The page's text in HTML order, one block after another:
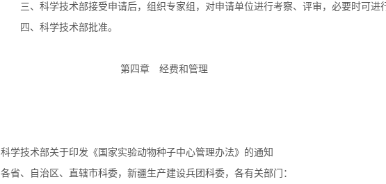
三、科学技术部接受申请后，组织专家组，对申请单位进行考察、评审，必要时可进
四、科学技术部批准。
第四章 经费和管理
科学技术部关于印发《国家实验动物种子中心管理办法》的通知
各省、自治区、直辖市科委，新疆生产建设兵团科委，各有关部门：